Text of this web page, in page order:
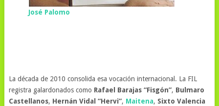
José Palomo
La década de 2010 consolida esa vocación internacional. La FIL
registra galardonados como Rafael Barajas “Fisgón”, Bulmaro
Castellanos, Hernán Vidal “Hervi”, Maitena, Sixto Valencia